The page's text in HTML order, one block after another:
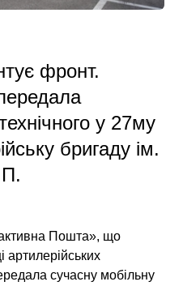
фронт.
у 27му
бригаду ім.
Пошта», що
артилерійських
сучасну мобільну